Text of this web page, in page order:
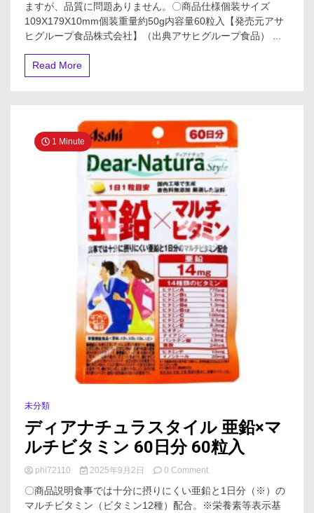
ますが、品質に問題ありません。〇商品仕様個装サイズ
109X179X10mm個装重量約50g内容量60粒入【発売元アサ
Read More
1 Minute
未分類
ディアナチュラスタイル 亜鉛×マ
ルチビタミン 60日分 60粒入
phi72110 2025年9月2日 0 Commenton
ィ
ア
〇商品説明食事では十分に摂りにくい亜鉛と1日分（※）の
マルチビタミン（ビタミン12種）配合。※栄養素等表示基